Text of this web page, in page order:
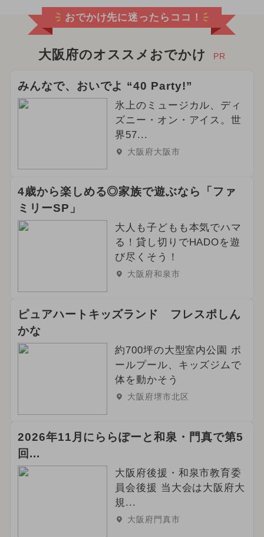
おでかけ先に迷ったらココ！
大阪府のオススメおでかけ PR
みんなで、おいでよ “40 Party!”
氷上のミュージカル、ディ
ズニー・オン・アイス。世
界57...
大阪府大阪市
4歳から楽しめる◎家族で遊ぶなら「ファ
ミリーSP」
大人も子どもも本気でハマ
る！貸し切りでHADOを遊
び尽くそう！
大阪府和泉市
ピュアハートキッズランド フレスポしん
かな
約700坪の大型室内公園 ボ
ールプール、キッズジムで
体を動かそう
大阪府堺市北区
2026年11月にららぽーと和泉・門真で第5
回...
大阪府後援・和泉市教育委
員会後援 当大会は大阪府大
規...
大阪府門真市